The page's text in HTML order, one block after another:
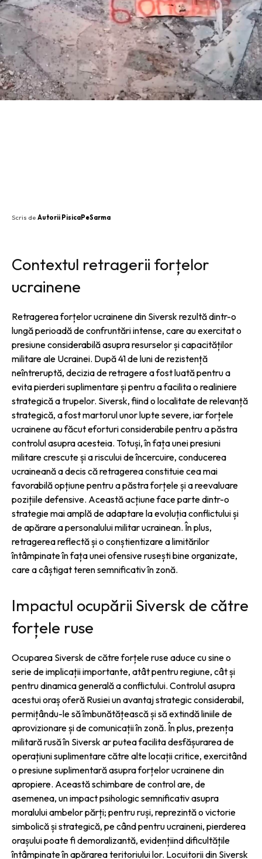
Scris de Autorii PisicaPeSarma
Contextul retragerii forțelor
ucrainene
Retragerea forțelor ucrainene din Siversk rezultă dintr-o
lungă perioadă de confruntări intense, care au exercitat o
presiune considerabilă asupra resurselor și capacităților
militare ale Ucrainei. După 41 de luni de rezistență
neîntreruptă, decizia de retragere a fost luată pentru a
evita pierderi suplimentare și pentru a facilita o realiniere
strategică a trupelor. Siversk, fiind o localitate de relevanță
strategică, a fost martorul unor lupte severe, iar forțele
ucrainene au făcut eforturi considerabile pentru a păstra
controlul asupra acesteia. Totuși, în fața unei presiuni
militare crescute și a riscului de încercuire, conducerea
ucraineană a decis că retragerea constituie cea mai
favorabilă opțiune pentru a păstra forțele și a reevaluare
pozițiile defensive. Această acțiune face parte dintr-o
strategie mai amplă de adaptare la evoluția conflictului și
de apărare a personalului militar ucrainean. În plus,
retragerea reflectă și o conștientizare a limitărilor
întâmpinate în fața unei ofensive rusești bine organizate,
care a câștigat teren semnificativ în zonă.
Impactul ocupării Siversk de către
forțele ruse
Ocuparea Siversk de către forțele ruse aduce cu sine o
serie de implicații importante, atât pentru regiune, cât și
pentru dinamica generală a conflictului. Controlul asupra
acestui oraș oferă Rusiei un avantaj strategic considerabil,
permițându-le să îmbunătățească și să extindă liniile de
aprovizionare și de comunicații în zonă. În plus, prezența
militară rusă în Siversk ar putea facilita desfășurarea de
operațiuni suplimentare către alte locații critice, exercitând
o presiune suplimentară asupra forțelor ucrainene din
apropiere. Această schimbare de control are, de
asemenea, un impact psihologic semnificativ asupra
moralului ambelor părți; pentru ruși, reprezintă o victorie
simbolică și strategică, pe când pentru ucraineni, pierderea
orașului poate fi demoralizantă, evidențiind dificultățile
întâmpinate în apărarea teritoriului lor. Locuitorii din Siversk